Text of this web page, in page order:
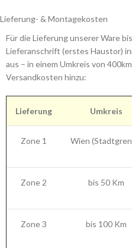
Lieferung- & Montagekosten
Für die Lieferung unserer Ware
Lieferanschrift (erstes Haustor)
aus – in einem Umkreis von
Versandkosten hinzu:
Lieferung Umkreis
Zone 1 Wien
Zone 2 bis 50 Km
Zone 3 bis 100 Km